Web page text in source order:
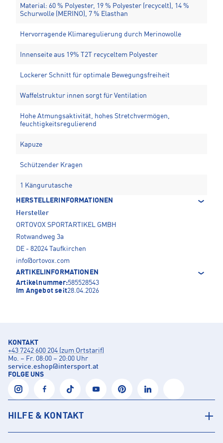
Material: 60 % Polyester, 19 % Polyester (recycelt), 14 %
Schurwolle (MERINO), 7 % Elasthan
Hervorragende Klimaregulierung durch Merinowolle
Innenseite aus 19% T2T recyceltem Polyester
Lockerer Schnitt für optimale Bewegungsfreiheit
Waffelstruktur innen sorgt für Ventilation
Hohe Atmungsaktivität, hohes Stretchvermögen,
feuchtigkeitsregulierend
Kapuze
Schützender Kragen
1 Kängurutasche
HERSTELLERINFORMATIONEN
Hersteller
ORTOVOX SPORTARTIKEL GMBH
Rotwandweg 3a
DE - 82024 Taufkirchen
info@ortovox.com
ARTIKELINFORMATIONEN
Artikelnummer:585528543
Im Angebot seit28.04.2026
KONTAKT
+43 7242 600 204 (zum Ortstarif)
Mo. – Fr. 08:00 – 20:00 Uhr
service.eshop@intersport.at
FOLGE UNS
HILFE & KONTAKT